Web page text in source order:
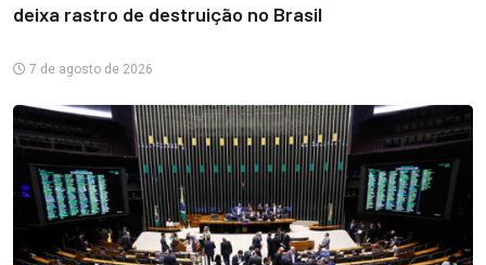
deixa rastro de destruição no Brasil
7 de agosto de 2026